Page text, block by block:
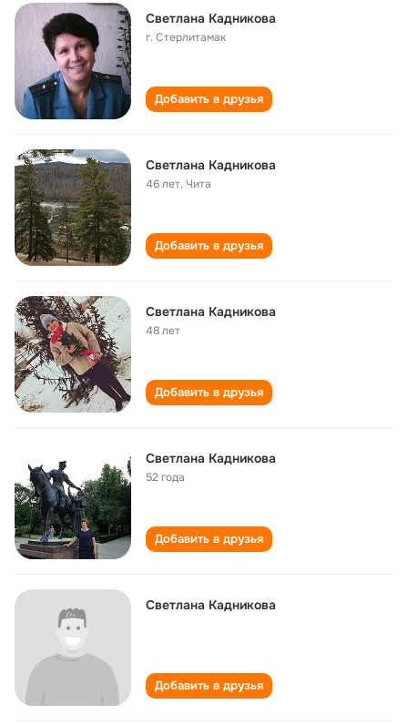
Светлана Кадникова
г. Стерлитамак
Добавить в друзья
Светлана Кадникова
46 лет,Чита
Добавить в друзья
Светлана Кадникова
48 лет
Добавить в друзья
Светлана Кадникова
52 года
Добавить в друзья
Светлана Кадникова
Добавить в друзья